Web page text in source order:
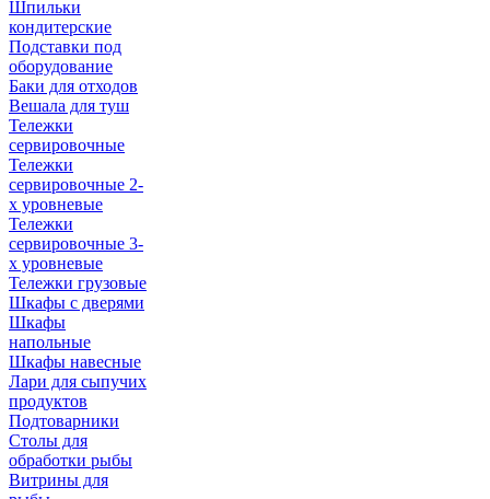
Шпильки
кондитерские
Подставки под
оборудование
Баки для отходов
Вешала для туш
Тележки
сервировочные
Тележки
сервировочные 2-
х уровневые
Тележки
сервировочные 3-
х уровневые
Тележки грузовые
Шкафы с дверями
Шкафы
напольные
Шкафы навесные
Лари для сыпучих
продуктов
Подтоварники
Столы для
обработки рыбы
Витрины для